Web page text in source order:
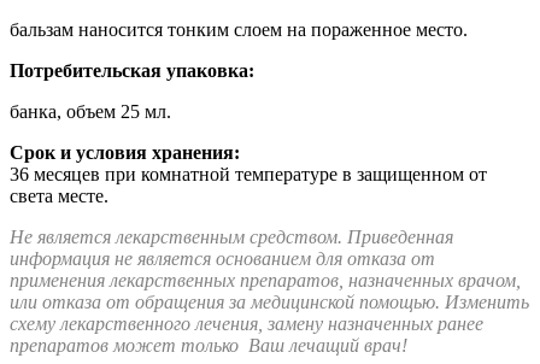
бальзам наносится тонким слоем на пораженное место.
Потребительская упаковка:
банка, объем 25 мл.
Срок и условия хранения:
36 месяцев при комнатной температуре в защищенном от
света месте.
Не является лекарственным средством. Приведенная
информация не является основанием для отказа от
применения лекарственных препаратов, назначенных врачом,
или отказа от обращения за медицинской помощью. Изменить
схему лекарственного лечения, замену назначенных ранее
препаратов может только Ваш лечащий врач!